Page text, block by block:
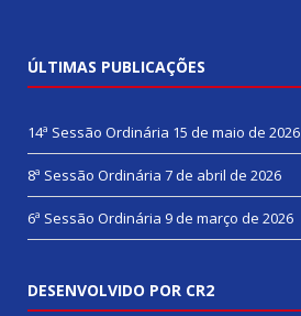
ÚLTIMAS PUBLICAÇÕES
14ª Sessão Ordinária 15 de maio de 2026
8ª Sessão Ordinária 7 de abril de 2026
6ª Sessão Ordinária 9 de março de 2026
DESENVOLVIDO POR CR2